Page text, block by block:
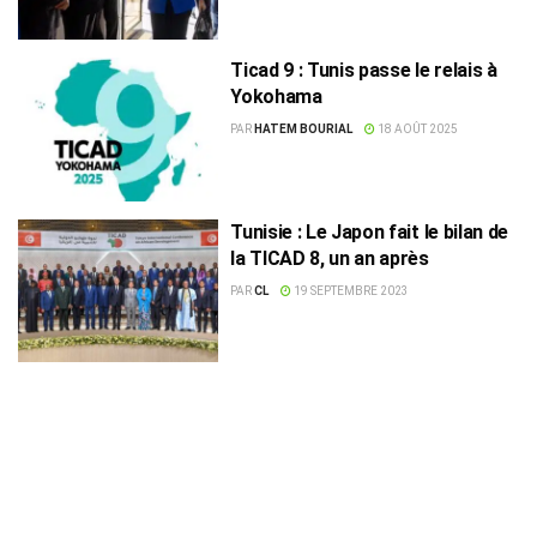
Ticad 9 : Tunis passe le relais à
Yokohama
PAR HATEM BOURIAL 18 AOÛT 2025
Tunisie : Le Japon fait le bilan de
la TICAD 8, un an après
PARCL 19 SEPTEMBRE 2023